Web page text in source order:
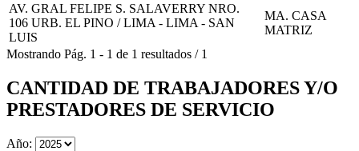
AV. GRAL FELIPE S. SALAVERRY NRO.
106 URB. EL PINO / LIMA - LIMA - SAN
LUIS
MA. CASA
MATRIZ
Mostrando Pág. 1 - 1 de 1 resultados / 1
CANTIDAD DE TRABAJADORES Y/O
PRESTADORES DE SERVICIO
Año: